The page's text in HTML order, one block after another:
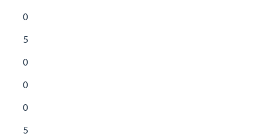
0
5
0
0
0
5